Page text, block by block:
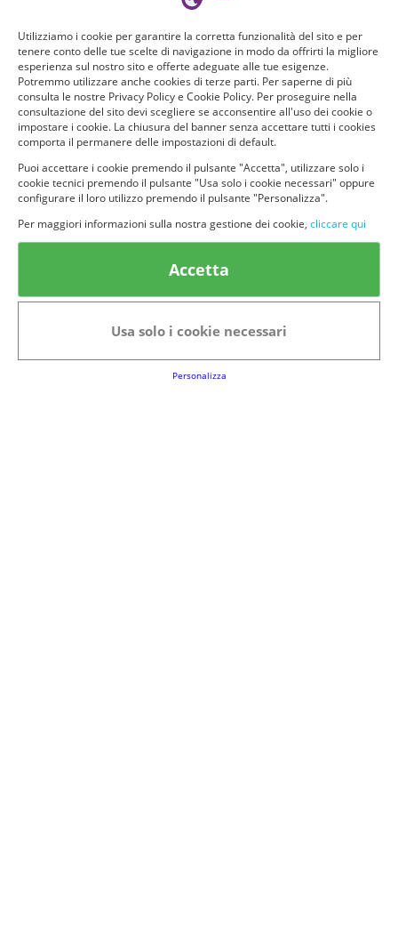
© provaprodottigratis.it 2023 | All Rights Reserved.
Categorie in evidenza
Bellezza
Alimenti e bevande
Animali
Utilizziamo i cookie per garantire la corretta funzionalità del sito e per
tenere conto delle tue scelte di navigazione in modo da offrirti la migliore
esperienza sul nostro sito e offerte adeguate alle tue esigenze.
Potremmo utilizzare anche cookies di terze parti. Per saperne di più
consulta le nostre Privacy Policy e Cookie Policy. Per proseguire nella
consultazione del sito devi scegliere se acconsentire all'uso dei cookie o
impostare i cookie. La chiusura del banner senza accettare tutti i cookies
comporta il permanere delle impostazioni di default.
Puoi accettare i cookie premendo il pulsante "Accetta", utilizzare solo i
cookie tecnici premendo il pulsante "Usa solo i cookie necessari" oppure
configurare il loro utilizzo premendo il pulsante "Personalizza".
Per maggiori informazioni sulla nostra gestione dei cookie, cliccare qui
Accetta
Usa solo i cookie necessari
Personalizza